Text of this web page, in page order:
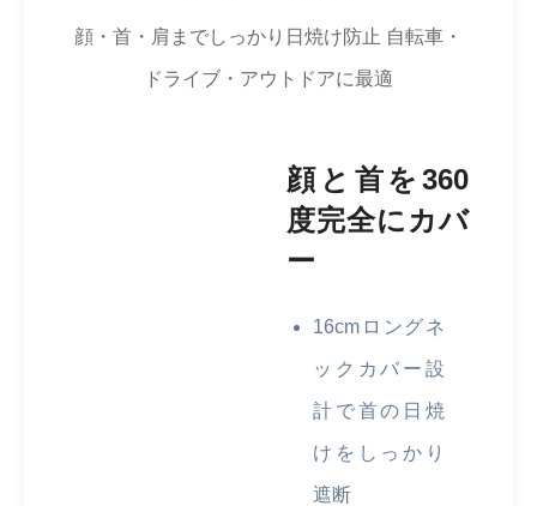
顔・首・肩までしっかり日焼け防止 自転車・
ドライブ・アウトドアに最適
顔と首を360
度完全にカバ
ー
16cmロングネ
ックカバー設
計で首の日焼
けをしっかり
遮断